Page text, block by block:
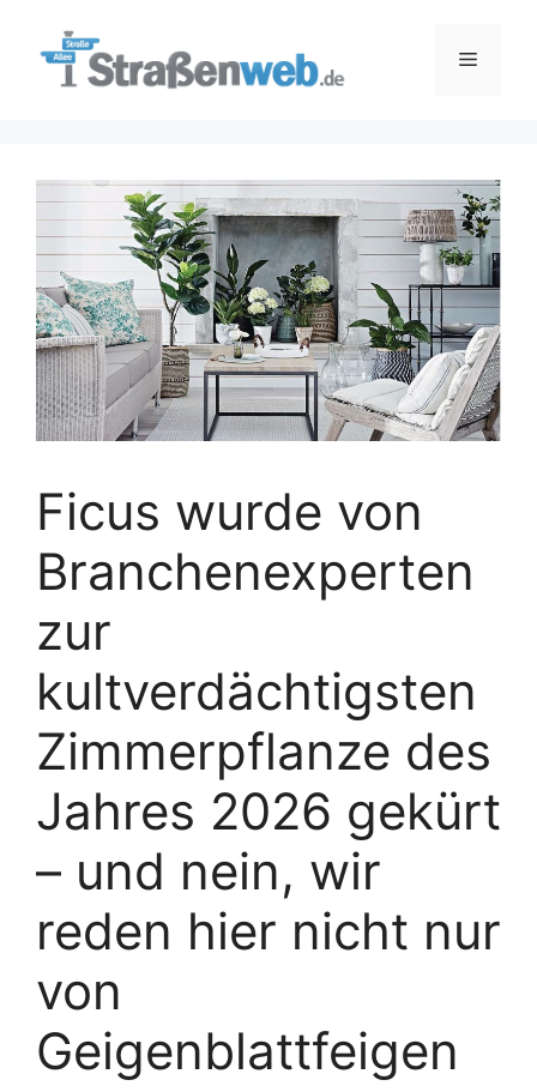
Menü
Ficus wurde von
Branchenexperten
zur
kultverdächtigsten
Zimmerpflanze des
Jahres 2026 gekürt
– und nein, wir
reden hier nicht nur
von
Geigenblattfeigen